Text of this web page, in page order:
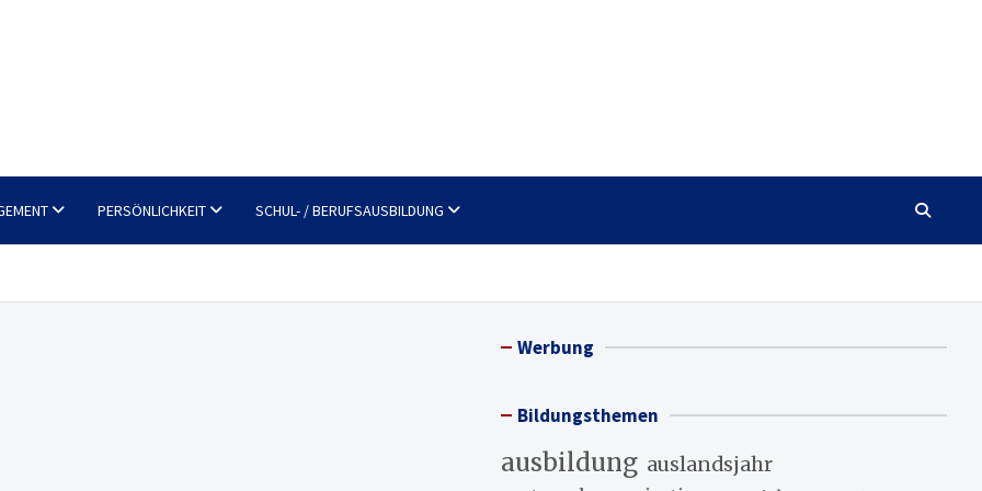
PERSÖNLICHKEIT SCHUL- / BERUFSAUSBILDUNG
Werbung
Bildungsthemen
ausbildung auslandsjahr